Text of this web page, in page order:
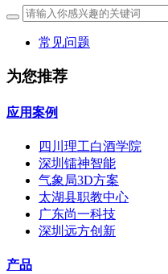
常见问题
为您推荐
应用案例
四川理工白酒学院
深圳镭神智能
气象局3D方案
太湖县职教中心
广东尚一科技
深圳远方创新
产品